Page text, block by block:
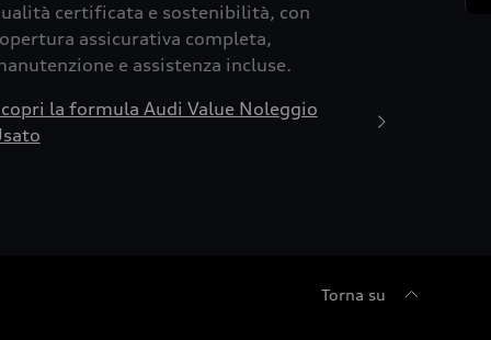
certificata e sostenibilità, con
assicurativa completa,
e assistenza incluse.
la formula Audi Value Noleggio
Torna su